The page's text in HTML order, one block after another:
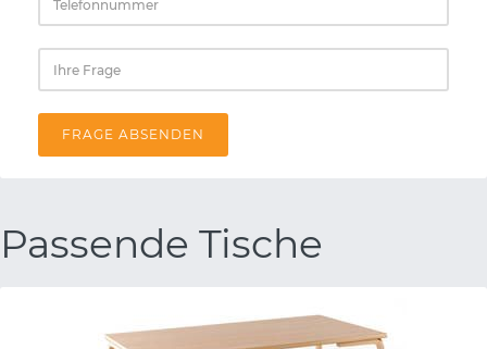
FRAGE ABSENDEN
Passende Tische